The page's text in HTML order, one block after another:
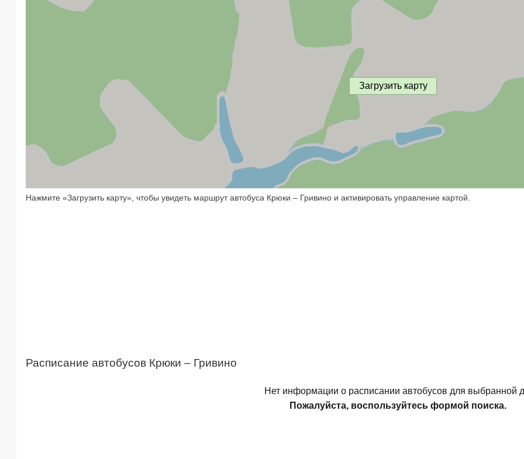
Загрузить карту
Нажмите «Загрузить карту», чтобы увидеть маршрут автобуса Крюки – Гривино и активировать управление картой.
Расписание автобусов Крюки – Гривино
Нет информации о расписании автобусов для выбранной
Пожалуйста, воспользуйтесь формой поиска.